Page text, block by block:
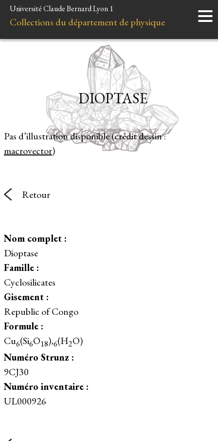
Accueil
Instruments
Liens et ressources
Université Claude Bernard Lyon 1
Collections du département de physique
Pas d’illustration disponible (crédit dessin :
macrovector)
DIOPTASE
Retour
Nom complet :
Dioptase
Famille :
Cyclosilicates
Gisement :
Republic of Congo
Formule :
Cu6(Si6O18),6(H2O)
Numéro Strunz :
9CJ30
Numéro inventaire :
UL000926